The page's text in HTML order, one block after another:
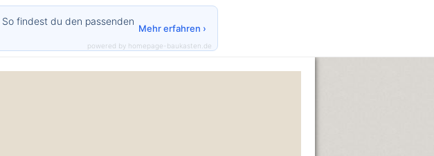
findest du den passenden
Mehr erfahren ›
powered by homepage-baukasten.de